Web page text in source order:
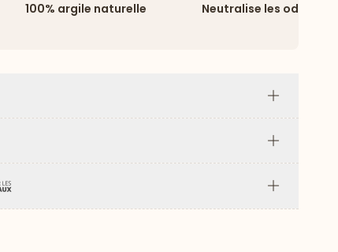
100% argile naturelle Neutralise les odeurs
Plus
Plus